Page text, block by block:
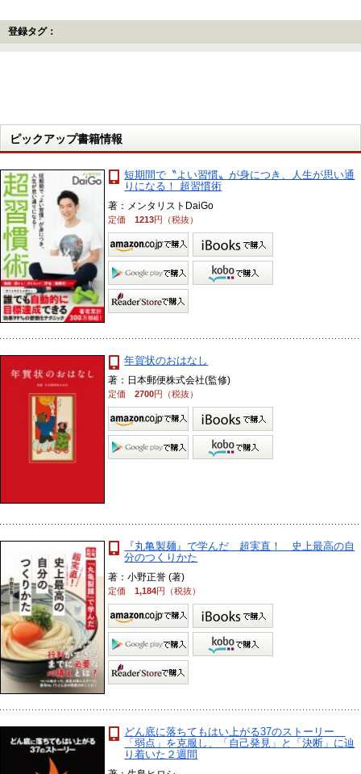
登録タグ：
ピックアップ書籍情報
短期間で〝よい習慣〟が身につき、人生が思い通
りになる！ 超習慣術
著：メンタリストDaiGo
定価1213円（税抜）
年賀状のおはなし
著：日本郵便株式会社(監修)
定価2700円（税抜）
『丸亀製麺』で学んだ 超実直！ 史上最高の自
分のつくりかた
著：小野正誉 (著)
定価1,184円（税抜）
どん底に落ちてもはい上がる37のストーリー
「弱点」を克服し、「自己発見」と「決断」に辿
り着いた２週間